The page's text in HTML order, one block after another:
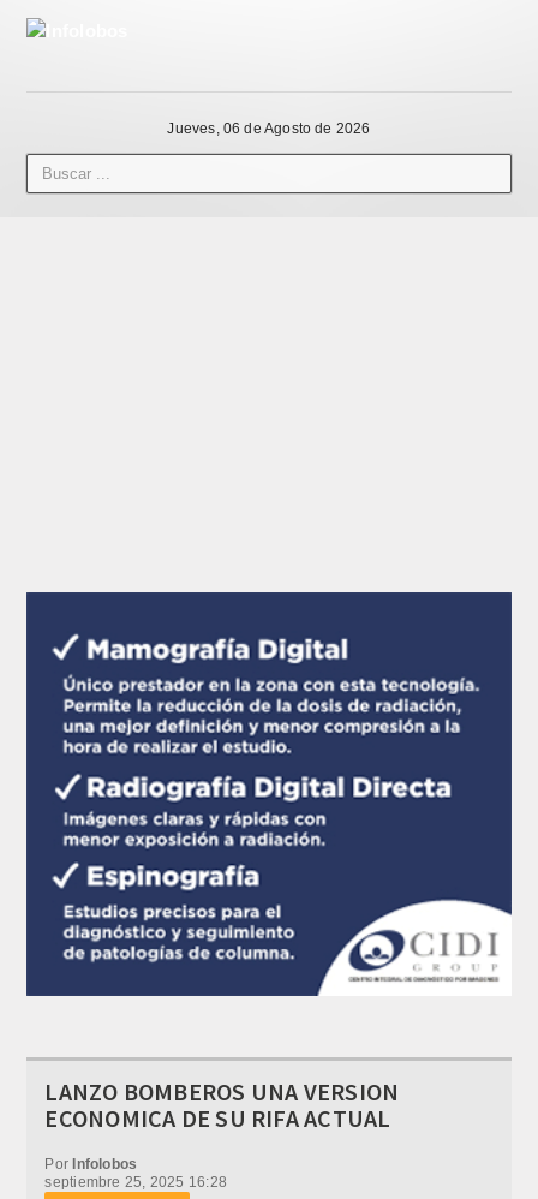
Jueves, 06 de Agosto de 2026
LANZO BOMBEROS UNA VERSION
ECONOMICA DE SU RIFA ACTUAL
Por Infolobos
septiembre 25, 2025 16:28